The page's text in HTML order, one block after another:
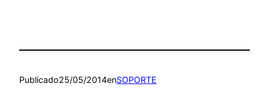
Publicado25/05/2014enSOPORTE